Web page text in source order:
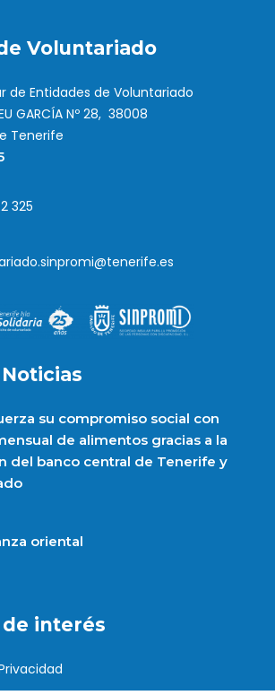
Voluntariado
de Entidades de Voluntariado
GARCÍA Nº 28, 38008
Tenerife
325
su compromiso social con
de alimentos gracias a la
del banco central de Tenerife y
oriental
de interés